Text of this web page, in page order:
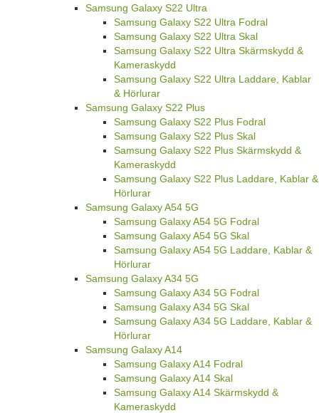
Samsung Galaxy S22 Ultra
Samsung Galaxy S22 Ultra Fodral
Samsung Galaxy S22 Ultra Skal
Samsung Galaxy S22 Ultra Skärmskydd &
Kameraskydd
Samsung Galaxy S22 Ultra Laddare, Kablar
& Hörlurar
Samsung Galaxy S22 Plus
Samsung Galaxy S22 Plus Fodral
Samsung Galaxy S22 Plus Skal
Samsung Galaxy S22 Plus Skärmskydd &
Kameraskydd
Samsung Galaxy S22 Plus Laddare, Kablar &
Hörlurar
Samsung Galaxy A54 5G
Samsung Galaxy A54 5G Fodral
Samsung Galaxy A54 5G Skal
Samsung Galaxy A54 5G Laddare, Kablar &
Hörlurar
Samsung Galaxy A34 5G
Samsung Galaxy A34 5G Fodral
Samsung Galaxy A34 5G Skal
Samsung Galaxy A34 5G Laddare, Kablar &
Hörlurar
Samsung Galaxy A14
Samsung Galaxy A14 Fodral
Samsung Galaxy A14 Skal
Samsung Galaxy A14 Skärmskydd &
Kameraskydd